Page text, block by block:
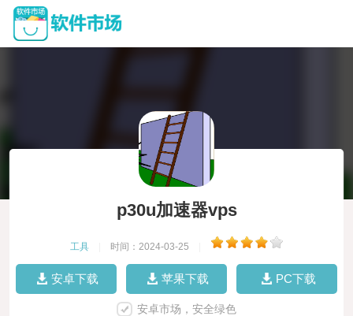
p30u加速器vps
工具 时间：2024-03-25
安卓下载 苹果下载 PC下载
安卓市场，安全绿色